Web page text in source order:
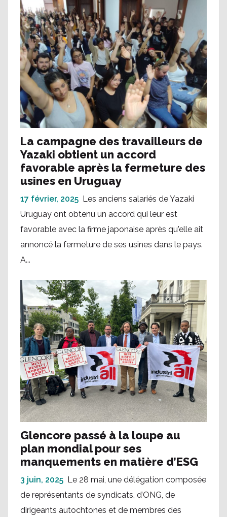
La campagne des travailleurs de
Yazaki obtient un accord
favorable après la fermeture des
usines en Uruguay
17 février, 2025 Les anciens salariés de Yazaki
Uruguay ont obtenu un accord qui leur est
favorable avec la firme japonaise après qu'elle ait
annoncé la fermeture de ses usines dans le pays.
A...
Glencore passé à la loupe au
plan mondial pour ses
manquements en matière d’ESG
3 juin, 2025 Le 28 mai, une délégation composée
de représentants de syndicats, d’ONG, de
dirigeants autochtones et de membres des